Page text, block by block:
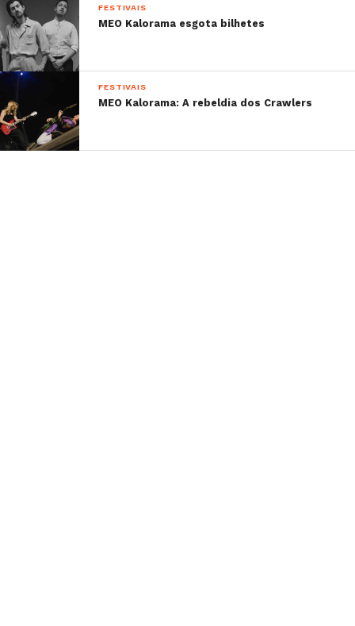
FESTIVAIS
MEO Kalorama esgota bilhetes
FESTIVAIS
MEO Kalorama: A rebeldia dos Crawlers